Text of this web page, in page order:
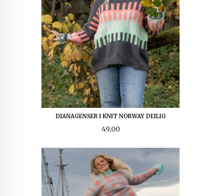
DIANAGENSER I KNIT NORWAY DEILIG
Pris
49,00